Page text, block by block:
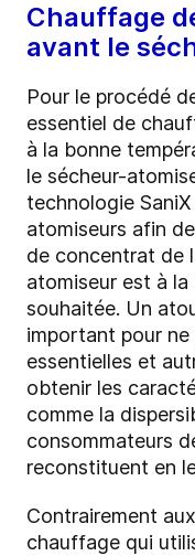
Chauffage
avant le
Pour le procédé
essentiel de
à la bonne
le sécheur-
technologie SaniX
atomiseurs afin
de concentrat de
atomiseur est à
souhaitée. Un
important pour
essentielles et
obtenir les
comme la
consommateurs
reconstituent en
Contrairement
chauffage qui